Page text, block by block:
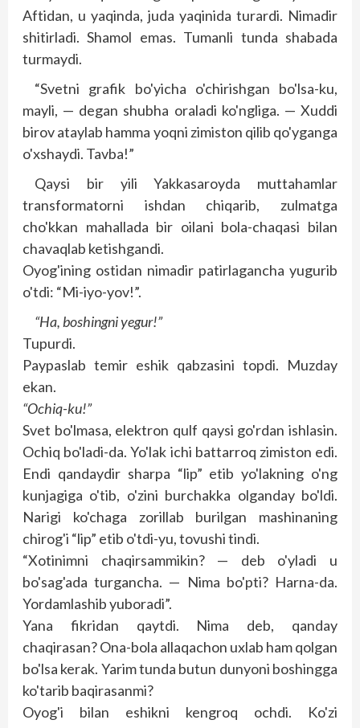
Aftidan, u yaqinda, juda yaqinida turardi. Nimadir
shitirladi. Shamol emas. Tumanli tunda shabada
turmaydi.
“Svetni grafik bo'yicha o'chirishgan bo'lsa-ku,
mayli, — degan shubha oraladi ko'ngliga. — Xuddi
birov ataylab hamma yoqni zimiston qilib qo'yganga
o'xshaydi. Tavba!”
Qaysi bir yili Yakkasaroyda muttahamlar
transformatorni ishdan chiqarib, zulmatga
cho'kkan mahallada bir oilani bola-chaqasi bilan
chavaqlab ketishgandi.
Oyog'ining ostidan nimadir patirlagancha yugurib
o'tdi: “Mi-iyo-yov!”.
“Ha, boshingni yegur!”
Tupurdi.
Paypaslab temir eshik qabzasini top­­di. Muzday
ekan.
“Ochiq-ku!”
Svet bo'lmasa, elektron qulf qaysi go'rdan ishlasin.
Ochiq bo'ladi-da. Yo'lak ichi battarroq zimiston edi.
Endi qandaydir sharpa “lip” etib yo'lakning o'ng
kunjagiga o'tib, o'zini burchakka olganday bo'ldi.
Narigi ko'chaga zorillab burilgan mashinaning
chirog'i “lip” etib o'tdi-yu, tovushi tindi.
“Xotinimni chaqirsammikin? — deb o'yladi u
bo'sag'ada turgancha. — Nima bo'pti? Harna-da.
Yordamlashib yuboradi”.
Yana fikridan qaytdi. Nima deb, qanday
chaqirasan? Ona-bola allaqachon uxlab ham qolgan
bo'lsa kerak. Yarim tunda butun dunyoni boshingga
ko'tarib baqirasanmi?
Oyog'i bilan eshikni kengroq ochdi. Ko'zi